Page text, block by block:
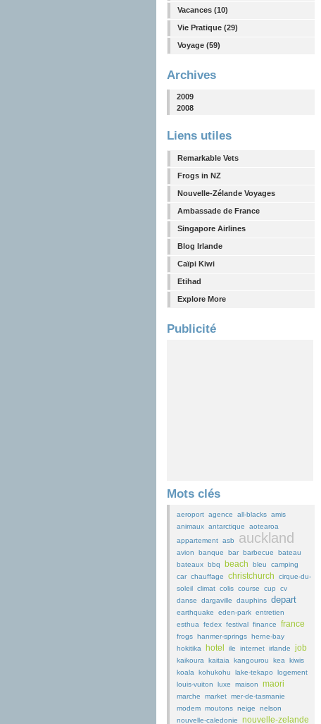
Vacances (10)
Vie Pratique (29)
Voyage (59)
Archives
2009
2008
Liens utiles
Remarkable Vets
Frogs in NZ
Nouvelle-Zélande Voyages
Ambassade de France
Singapore Airlines
Blog Irlande
Caïpi Kiwi
Etihad
Explore More
Publicité
Mots clés
aeroport agence all-blacks amis
animaux antarctique
aotearoa
appartement asb auckland
avion banque bar barbecue
bateau
bateaux bbq beach bleu
camping
car chauffage christchurch
cirque-du-
soleil climat colis course cup
cv
danse
dargaville dauphins depart
earthquake eden-park entretien
esthua
fedex festival finance france
frogs hanmer-springs herne-bay
hokitika
hotel ile internet irlande job
kaikoura kaitaia kangourou kea
kiwis
koala
kohukohu lake-tekapo
logement
louis-vuiton
luxe maison maori
marche market mer-de-tasmanie
modem moutons neige
nelson
nouvelle-caledonie
nouvelle-zelande